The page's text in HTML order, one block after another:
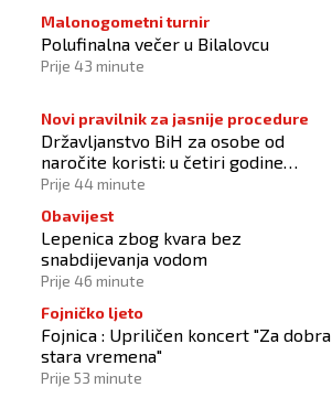
Malonogometni turnir
Polufinalna večer u Bilalovcu
Prije 43 minute
Novi pravilnik za jasnije procedure
Državljanstvo BiH za osobe od
naročite koristi: u četiri godine
odobrena 43 zahtjeva
Prije 44 minute
Obavijest
Lepenica zbog kvara bez
snabdijevanja vodom
Prije 46 minute
Fojničko ljeto
Fojnica : Upriličen koncert "Za dobra
stara vremena"
Prije 53 minute